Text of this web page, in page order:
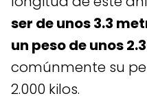
ser de unos 3.3
un peso de unos
comúnmente su
2.000 kilos.